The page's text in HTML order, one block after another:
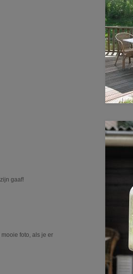
gaaf!
foto, als je er